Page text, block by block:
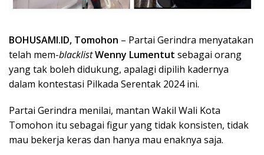
BOHUSAMI.ID, Tomohon – Partai Gerindra menyatakan
telah mem-blacklistWenny Lumentut sebagai orang
yang tak boleh didukung, apalagi dipilih kadernya
dalam kontestasi Pilkada Serentak 2024 ini.
Partai Gerindra menilai, mantan Wakil Wali Kota
Tomohon itu sebagai figur yang tidak konsisten, tidak
mau bekerja keras dan hanya mau enaknya saja.